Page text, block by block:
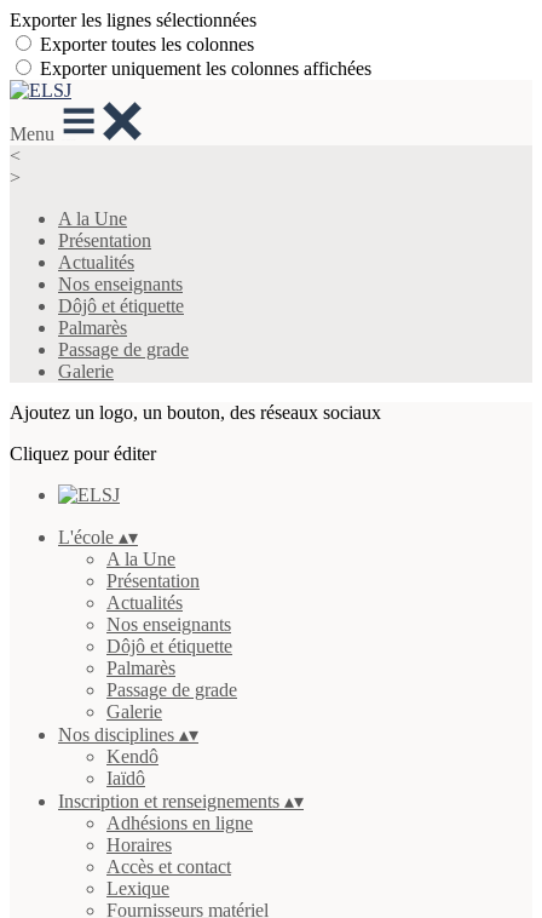
Exporter les lignes sélectionnées
Exporter toutes les colonnes
Exporter uniquement les colonnes affichées
Menu
<
>
A la Une
Présentation
Actualités
Nos enseignants
Dôjô et étiquette
Palmarès
Passage de grade
Galerie
Ajoutez un logo, un bouton, des réseaux sociaux
Cliquez pour éditer
L'école ▴▾
A la Une
Présentation
Actualités
Nos enseignants
Dôjô et étiquette
Palmarès
Passage de grade
Galerie
Nos disciplines ▴▾
Kendô
Iaïdô
Inscription et renseignements ▴▾
Adhésions en ligne
Horaires
Accès et contact
Lexique
Fournisseurs matériel